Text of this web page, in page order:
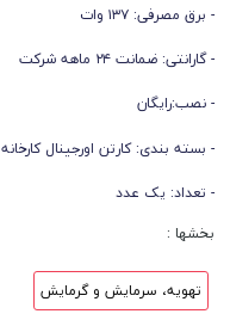
- برق مصرفی: ۱۳۷ وات
- گارانتی: ضمانت ۲۴ ماهه شرکت
- نصب:‌رایگان
- بسته بندی: کارتن اورجینال کارخانه
- تعداد: یک عدد
بخشها :
تهویه، سرمایش و گرمایش